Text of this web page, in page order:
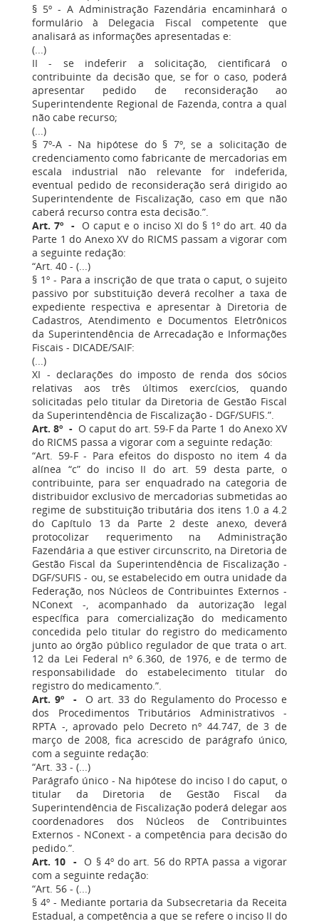
§ 5º - A Administração Fazendária encaminhará o
formulário à Delegacia Fiscal competente que
analisará as informações apresentadas e:
(...)
II - se indeferir a solicitação, cientificará o
contribuinte da decisão que, se for o caso, poderá
apresentar pedido de reconsideração ao
Superintendente Regional de Fazenda, contra a qual
não cabe recurso;
(...)
§ 7º-A - Na hipótese do § 7º, se a solicitação de
credenciamento como fabricante de mercadorias em
escala industrial não relevante for indeferida,
eventual pedido de reconsideração será dirigido ao
Superintendente de Fiscalização, caso em que não
caberá recurso contra esta decisão.”.
Art. 7º - O caput e o inciso XI do § 1º do art. 40 da
Parte 1 do Anexo XV do RICMS passam a vigorar com
a seguinte redação:
“Art. 40 - (...)
§ 1º - Para a inscrição de que trata o caput, o sujeito
passivo por substituição deverá recolher a taxa de
expediente respectiva e apresentar à Diretoria de
Cadastros, Atendimento e Documentos Eletrônicos
da Superintendência de Arrecadação e Informações
Fiscais - DICADE/SAIF:
(...)
XI - declarações do imposto de renda dos sócios
relativas aos três últimos exercícios, quando
solicitadas pelo titular da Diretoria de Gestão Fiscal
da Superintendência de Fiscalização - DGF/SUFIS.”.
Art. 8º - O caput do art. 59-F da Parte 1 do Anexo XV
do RICMS passa a vigorar com a seguinte redação:
“Art. 59-F - Para efeitos do disposto no item 4 da
alínea “c” do inciso II do art. 59 desta parte, o
contribuinte, para ser enquadrado na categoria de
distribuidor exclusivo de mercadorias submetidas ao
regime de substituição tributária dos itens 1.0 a 4.2
do Capítulo 13 da Parte 2 deste anexo, deverá
protocolizar requerimento na Administração
Fazendária a que estiver circunscrito, na Diretoria de
Gestão Fiscal da Superintendência de Fiscalização -
DGF/SUFIS - ou, se estabelecido em outra unidade da
Federação, nos Núcleos de Contribuintes Externos -
NConext -, acompanhado da autorização legal
específica para comercialização do medicamento
concedida pelo titular do registro do medicamento
junto ao órgão público regulador de que trata o art.
12 da Lei Federal nº 6.360, de 1976, e de termo de
responsabilidade do estabelecimento titular do
registro do medicamento.”.
Art. 9º - O art. 33 do Regulamento do Processo e
dos Procedimentos Tributários Administrativos -
RPTA -, aprovado pelo Decreto nº 44.747, de 3 de
março de 2008, fica acrescido de parágrafo único,
com a seguinte redação:
“Art. 33 - (...)
Parágrafo único - Na hipótese do inciso I do caput, o
titular da Diretoria de Gestão Fiscal da
Superintendência de Fiscalização poderá delegar aos
coordenadores dos Núcleos de Contribuintes
Externos - NConext - a competência para decisão do
pedido.”.
Art. 10 - O § 4º do art. 56 do RPTA passa a vigorar
com a seguinte redação:
“Art. 56 - (...)
§ 4º - Mediante portaria da Subsecretaria da Receita
Estadual, a competência a que se refere o inciso II do